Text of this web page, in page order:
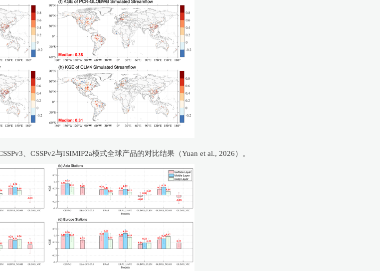
、CSSPv2与ISIMIP2a模式全球产品的对比结果（Yuan et al., 2026）。